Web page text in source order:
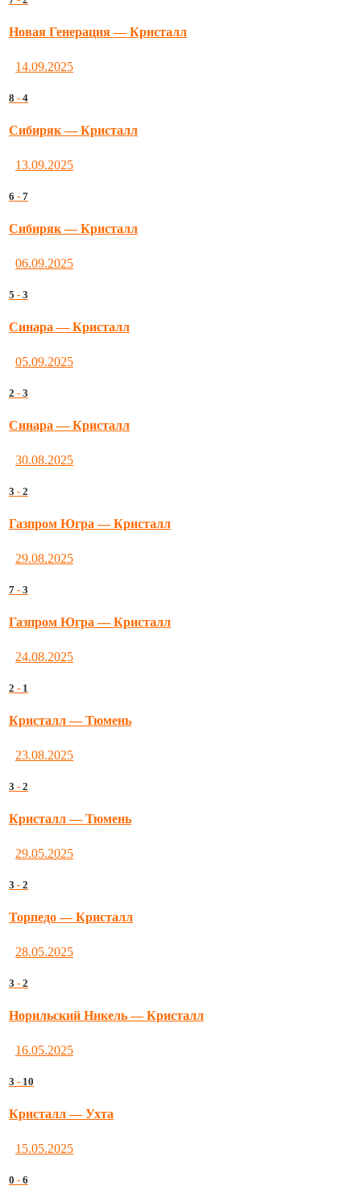
Новая Генерация — Кристалл
14.09.2025
8 - 4
Сибиряк — Кристалл
13.09.2025
6 - 7
Сибиряк — Кристалл
06.09.2025
5 - 3
Синара — Кристалл
05.09.2025
2 - 3
Синара — Кристалл
30.08.2025
3 - 2
Газпром Югра — Кристалл
29.08.2025
7 - 3
Газпром Югра — Кристалл
24.08.2025
2 - 1
Кристалл — Тюмень
23.08.2025
3 - 2
Кристалл — Тюмень
29.05.2025
3 - 2
Торпедо — Кристалл
28.05.2025
3 - 2
Норильский Никель — Кристалл
16.05.2025
3 - 10
Кристалл — Ухта
15.05.2025
0 - 6